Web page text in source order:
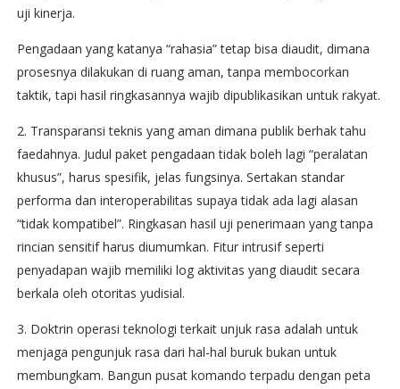
uji kinerja.
Pengadaan yang katanya “rahasia” tetap bisa diaudit, dimana
prosesnya dilakukan di ruang aman, tanpa membocorkan
taktik, tapi hasil ringkasannya wajib dipublikasikan untuk rakyat.
2. Transparansi teknis yang aman dimana publik berhak tahu
faedahnya. Judul paket pengadaan tidak boleh lagi “peralatan
khusus”, harus spesifik, jelas fungsinya. Sertakan standar
performa dan interoperabilitas supaya tidak ada lagi alasan
“tidak kompatibel”. Ringkasan hasil uji penerimaan yang tanpa
rincian sensitif harus diumumkan. Fitur intrusif seperti
penyadapan wajib memiliki log aktivitas yang diaudit secara
berkala oleh otoritas yudisial.
3. Doktrin operasi teknologi terkait unjuk rasa adalah untuk
menjaga pengunjuk rasa dari hal-hal buruk bukan untuk
membungkam. Bangun pusat komando terpadu dengan peta